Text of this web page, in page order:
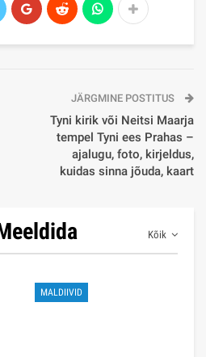
JÄRGMINE POSTITUS
Tyni kirik või Neitsi Maarja
tempel Tyni ees Prahas –
ajalugu, foto, kirjeldus,
kuidas sinna jõuda, kaart
Kõik
MALDIIVID